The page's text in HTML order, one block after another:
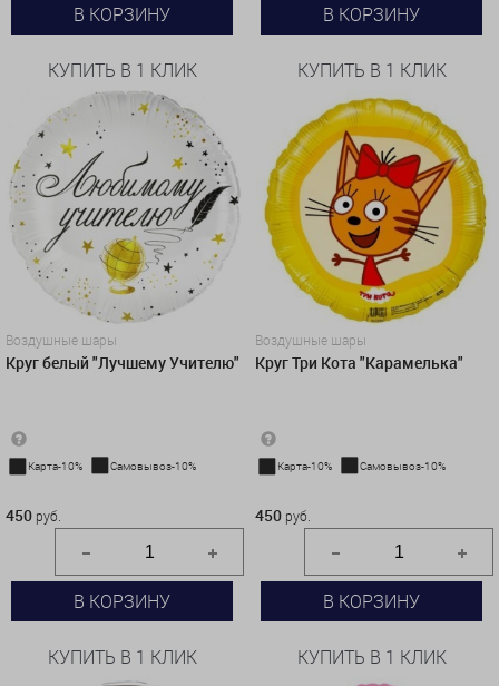
В КОРЗИНУ
КУПИТЬ В 1 КЛИК
В КОРЗИНУ
КУПИТЬ В 1 КЛИК
Воздушные шары
Круг белый "Лучшему Учителю"
Карта-10% Самовывоз-10%
450 руб.
В КОРЗИНУ
КУПИТЬ В 1 КЛИК
Воздушные шары
Круг Три Кота "Карамелька"
Карта-10% Самовывоз-10%
450 руб.
В КОРЗИНУ
КУПИТЬ В 1 КЛИК